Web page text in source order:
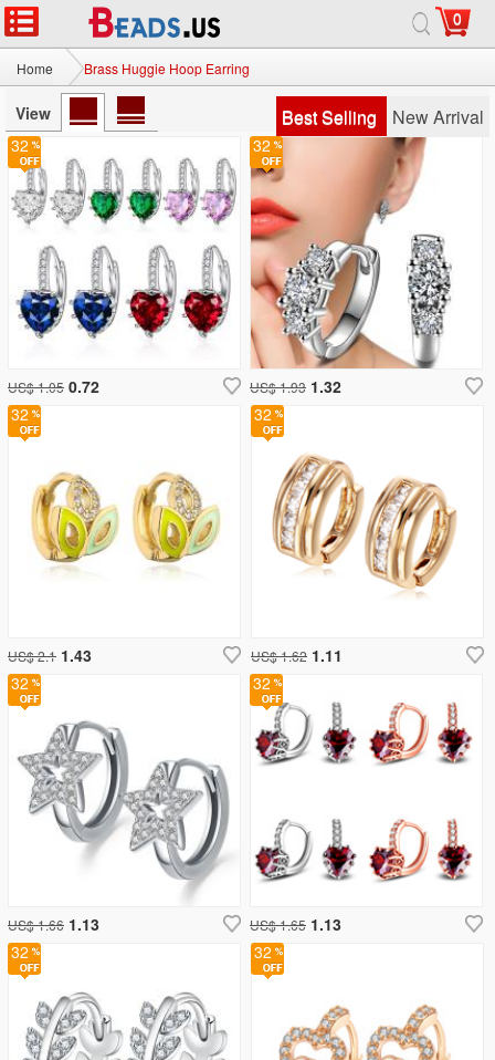
0
Home Brass Huggie Hoop Earring
View Best Selling New Arrival
32
32
US$ 2.1 1.43
32
US$ 1.65 1.13
32
US$ 1.93 1.32
32
US$ 1.62 1.11
32
32
US$ 1.66 1.13
32
US$ 1.05 0.72